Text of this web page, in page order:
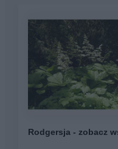
Rodgersja - zobacz